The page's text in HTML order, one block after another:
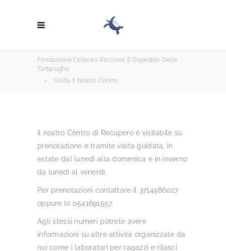
Fondazione Cetacea Riccione E Ospedale Delle
Tartarughe
>
Visita Il Nostro Centro
Il nostro Centro di Recupero è visitabile su
prenotazione e tramite visita guidata, in
estate dal lunedì alla domenica e in inverno
da lunedì al venerdì.
Per prenotazioni contattare il 3714586027
oppure lo 0541691557.
Agli stessi numeri potrete avere
informazioni su altre attività organizzate da
noi come i laboratori per ragazzi e rilasci